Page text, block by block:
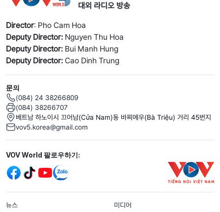
대외 라디오 방송
Director: Pho Cam Hoa
Deputy Director: Nguyen Thu Hoa
Deputy Director: Bui Manh Hung
Deputy Director: Cao Dinh Trung
문의
(084) 24 38266809
(084) 38266707
베트남 하노이시 끄어남(Cửa Nam)동 바찌에우(Bà Triệu) 거리 45번지
vov5.korea@gmail.com
Mạng xã hội
VOV World 팔로우하기:
menu footer tiếng Hàn
뉴스 미디어